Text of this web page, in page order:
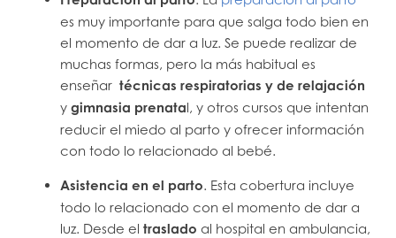
es muy importante para que salga todo bien en
el momento de dar a luz. Se puede realizar de
muchas formas, pero la más habitual es
enseñar técnicas respiratorias y de relajación
y gimnasia prenatal, y otros cursos que intentan
reducir el miedo al parto y ofrecer información
con todo lo relacionado al bebé.
Asistencia en el parto . Esta cobertura incluye
todo lo relacionado con el momento de dar a
luz. Desde el traslado al hospital en ambulancia,